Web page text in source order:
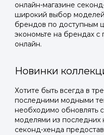
онлайн-магазине
широкий выбор моделей
брендов по доступным
экономьте на брендах
онлайн.
Новинки
Хотите быть всегда в
последними модными
необходимо обновлять
моделями из последних
секонд-хенда